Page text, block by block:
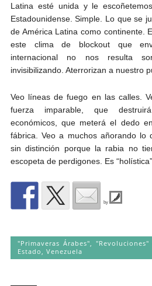
Latina esté unida y le
Estadounidense. Simple. Lo que se
de América Latina como continente.
este clima de blockout que
internacional no nos resulta
invisibilizando. Aterrorizan a nuestro
Veo líneas de fuego en las calles.
fuerza imparable, que
económicos, que meterá el dedo
fábrica. Veo a muchos añorando lo
sin distinción porque la rabia no
escopeta de perdigones. Es “holística”.
by
"Primaveras Árabes",
Estado
Venezuela